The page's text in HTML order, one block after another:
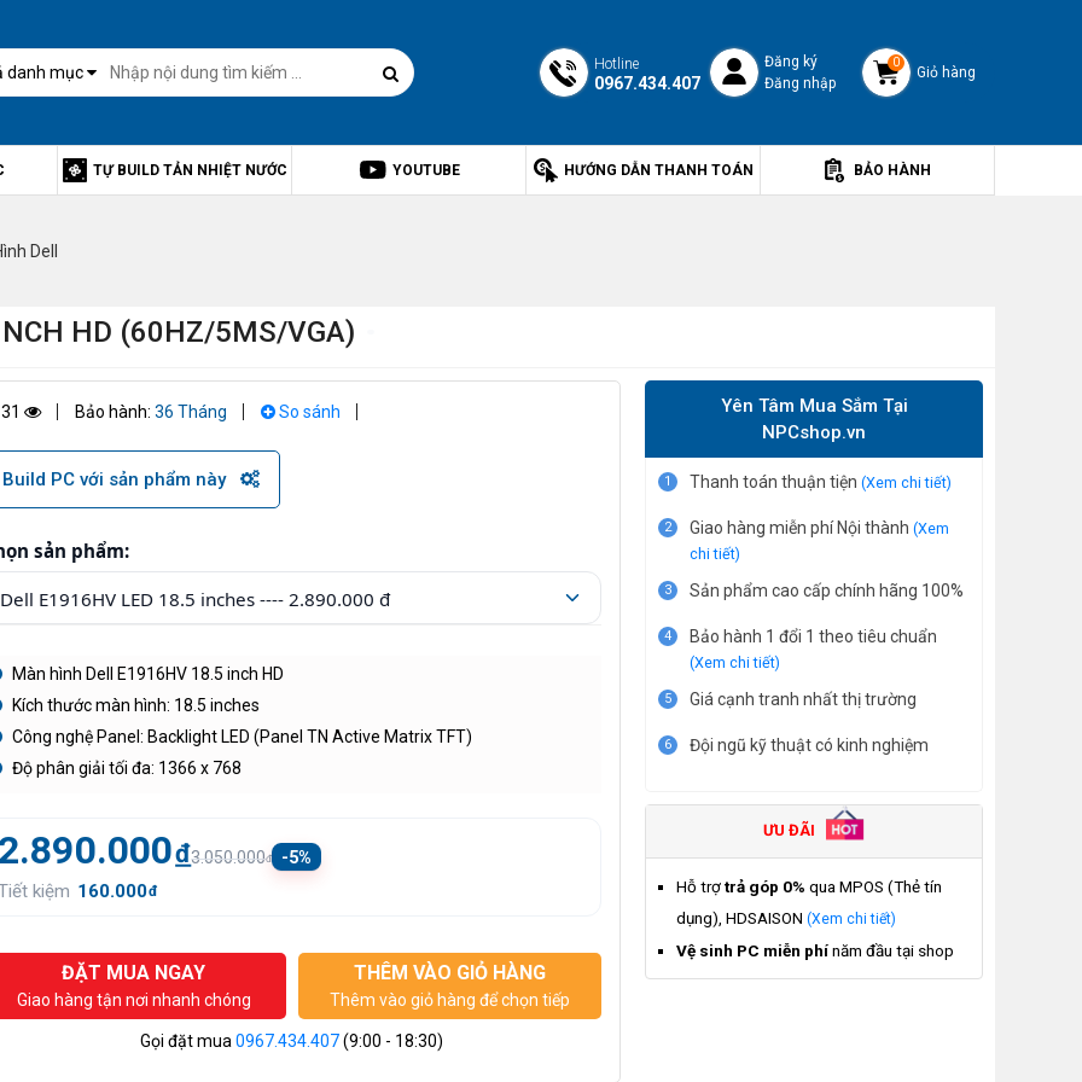
danh mục Hotline
0967.434.407
Đăng ký
Đăng nhập
0
Giỏ hàng
TỰ BUILD TẢN NHIỆT NƯỚC YOUTUBE HƯỚNG DẪN THANH TOÁN BẢO HÀNH
Dell
HD (60HZ/5MS/VGA)
Bảo hành: 36 Tháng So sánh
Build PC với sản phẩm này
sản phẩm:
Màn hình Dell E1916HV 18.5 inch HD
Kích thước màn hình: 18.5 inches
Công nghệ Panel: Backlight LED (Panel TN Active Matrix TFT)
Độ phân giải tối đa: 1366 x 768
đ3.050.000đ
-5%
kiệm 160.000đ
ĐẶT MUA NGAY
Giao hàng tận nơi nhanh chóng
THÊM VÀO GIỎ HÀNG
Thêm vào giỏ hàng để chọn tiếp
Gọi đặt mua0967.434.407(9:00 - 18:30)
Yên Tâm Mua Sắm Tại
NPCshop.vn
1 Thanh toán thuận tiện (Xem chi tiết)
2 Giao hàng miễn phí Nội thành (Xem
chi tiết)
3 Sản phẩm cao cấp chính hãng 100%
4 Bảo hành 1 đổi 1 theo tiêu chuẩn
(Xem chi tiết)
5 Giá cạnh tranh nhất thị trường
6 Đội ngũ kỹ thuật có kinh nghiệm
ƯU ĐÃI
Hỗ trợtrả góp 0% qua MPOS (Thẻ tín
dụng), HDSAISON (Xem chi tiết)
Vệ sinh PC miễn phínăm đầu tại shop